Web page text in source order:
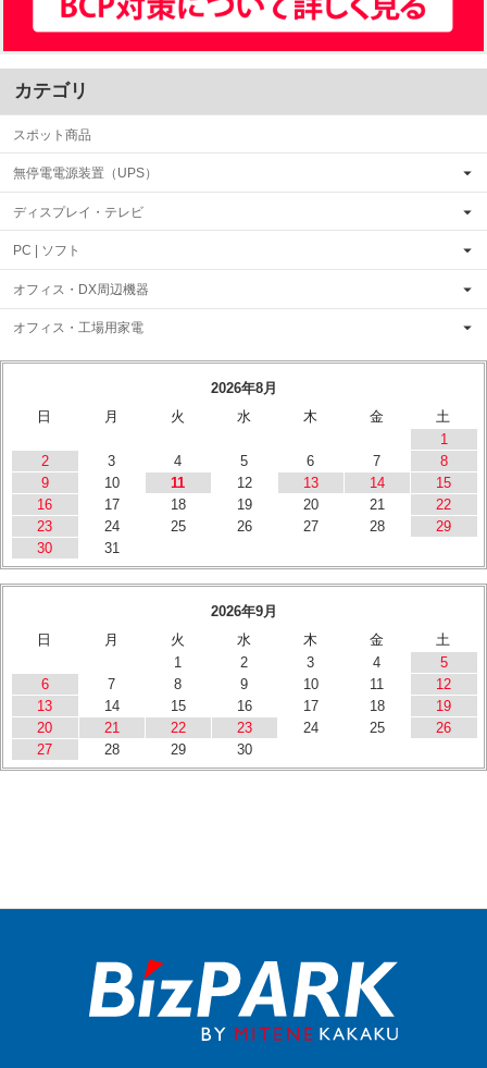
カテゴリ
スポット商品
無停電電源装置（UPS）
ディスプレイ・テレビ
PC | ソフト
オフィス・DX周辺機器
オフィス・工場用家電
2026年8月
日
月 火 水 木 金
土
1
2
3 4 5 6 7
8
9
10 11 12 13 14
15
16
17 18 19 20 21
22
23
24 25 26 27 28
29
30
31
2026年9月
日
月 火 水 木 金
土
1
2 3 4
5
6
7 8 9 10 11
12
13
14 15 16 17 18
19
20
21 22 23 24 25
26
27
28 29 30